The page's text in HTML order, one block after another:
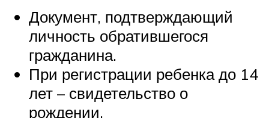
Документ, подтверждающий
личность обратившегося
гражданина.
При регистрации ребенка до 14
лет – свидетельство о
рождении.